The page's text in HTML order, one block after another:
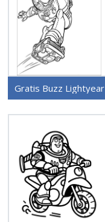
Gratis Buzz Lightyear